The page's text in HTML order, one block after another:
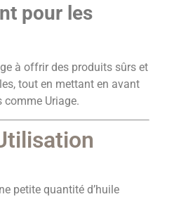
pour les
à offrir des produits sûrs et
tout en mettant en avant
comme Uriage.
petite quantité d’huile